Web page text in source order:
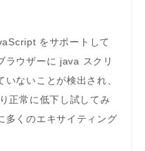
をサポートして
ラウザーに java スクリ
ないことが検出され、
正常に低下し試してみ
多くのエキサイティング